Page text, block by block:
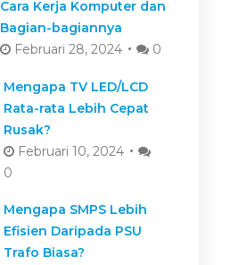
Cara Kerja Komputer dan
Bagian-bagiannya
Februari 28, 2024
0
Mengapa TV LED/LCD
Rata-rata Lebih Cepat
Rusak?
Februari 10, 2024
0
Mengapa SMPS Lebih
Efisien Daripada PSU
Trafo Biasa?